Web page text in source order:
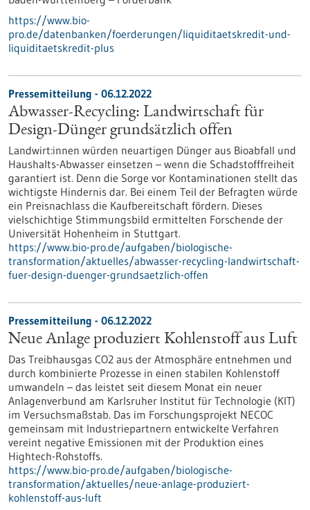
https://www.bio-
pro.de/datenbanken/foerderungen/liquiditaetskredit-und-
liquiditaetskredit-plus
Pressemitteilung - 06.12.2022
Abwasser-Recycling: Landwirtschaft für
Design-Dünger grundsätzlich offen
Landwirt:innen würden neuartigen Dünger aus Bioabfall und
Haushalts-Abwasser einsetzen – wenn die Schadstofffreiheit
garantiert ist. Denn die Sorge vor Kontaminationen stellt das
wichtigste Hindernis dar. Bei einem Teil der Befragten würde
ein Preisnachlass die Kaufbereitschaft fördern. Dieses
vielschichtige Stimmungsbild ermittelten Forschende der
Universität Hohenheim in Stuttgart.
https://www.bio-pro.de/aufgaben/biologische-
transformation/aktuelles/abwasser-recycling-landwirtschaft-
fuer-design-duenger-grundsaetzlich-offen
Pressemitteilung - 06.12.2022
Neue Anlage produziert Kohlenstoff aus Luft
Das Treibhausgas CO2 aus der Atmosphäre entnehmen und
durch kombinierte Prozesse in einen stabilen Kohlenstoff
umwandeln – das leistet seit diesem Monat ein neuer
Anlagenverbund am Karlsruher Institut für Technologie (KIT)
im Versuchsmaßstab. Das im Forschungsprojekt NECOC
gemeinsam mit Industriepartnern entwickelte Verfahren
vereint negative Emissionen mit der Produktion eines
Hightech-Rohstoffs.
https://www.bio-pro.de/aufgaben/biologische-
transformation/aktuelles/neue-anlage-produziert-
kohlenstoff-aus-luft